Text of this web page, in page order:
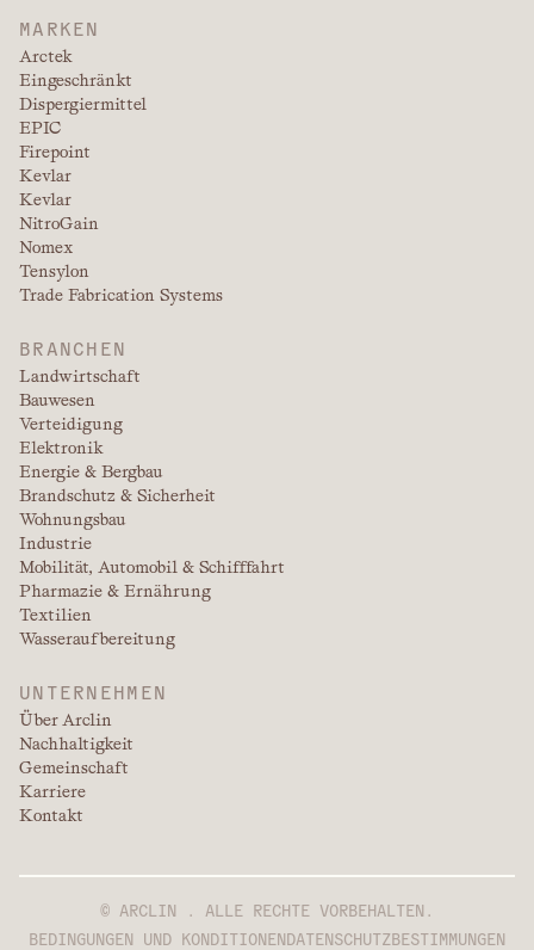
MARKEN
Arctek
Eingeschränkt
Dispergiermittel
EPIC
Firepoint
Kevlar
Kevlar
NitroGain
Nomex
Tensylon
Trade Fabrication Systems
BRANCHEN
Landwirtschaft
Bauwesen
Verteidigung
Elektronik
Energie & Bergbau
Brandschutz & Sicherheit
Wohnungsbau
Industrie
Mobilität, Automobil & Schifffahrt
Pharmazie & Ernährung
Textilien
Wasseraufbereitung
UNTERNEHMEN
Über Arclin
Nachhaltigkeit
Gemeinschaft
Karriere
Kontakt
BEDINGUNGEN UND KONDITIONENDATENSCHUTZBESTIMMUNGEN
© ARCLIN . ALLE RECHTE VORBEHALTEN.